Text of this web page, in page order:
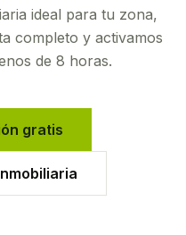
ideal para tu zona,
completo y activamos
de 8 horas.
gratis